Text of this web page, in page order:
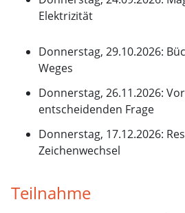
Elektrizität
Donnerstag, 29.10.2026:
Weges
Donnerstag, 26.11.2026:
entscheidenden Frage
Donnerstag, 17.12.2026:
Zeichenwechsel
Teilnahme